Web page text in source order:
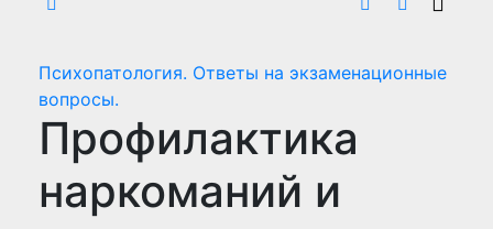
Психопатология. Ответы на экзаменационные
вопросы.
Профилактика
наркоманий и